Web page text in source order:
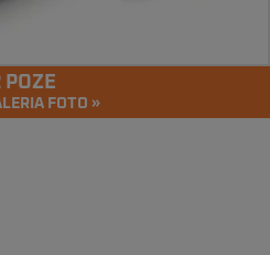
POZE
FOTO »